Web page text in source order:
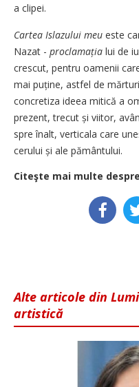
a clipei.
Cartea Islazului meu este
Nazat - proclamația lui de
crescut, pentru oamenii
mai puține, astfel de
concretiza ideea mitică a
prezent, trecut și viitor,
spre înalt, verticala care
cerului și ale pământului.
Citeşte mai multe
Alte articole din
artistică